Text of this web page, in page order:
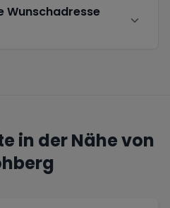
Wunschadresse
in der Nähe von